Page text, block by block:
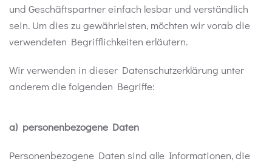
und Geschäftspartner einfach lesbar und verständlich
sein. Um dies zu gewährleisten, möchten wir vorab die
verwendeten Begrifflichkeiten erläutern.
Wir verwenden in dieser Datenschutzerklärung unter
anderem die folgenden Begriffe:
a) personenbezogene Daten
Personenbezogene Daten sind alle Informationen, die